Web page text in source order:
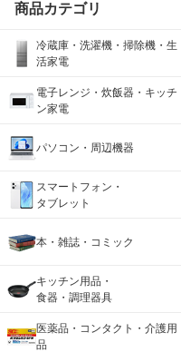
商品カテゴリ
冷蔵庫・洗濯機・掃除機・生
活家電
電子レンジ・炊飯器・キッチ
ン家電
パソコン・周辺機器
スマートフォン・
タブレット
本・雑誌・コミック
キッチン用品・
食器・調理器具
医薬品・コンタクト・介護用
品